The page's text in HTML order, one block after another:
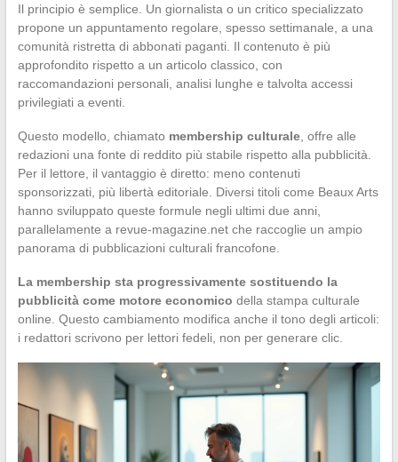
Il principio è semplice. Un giornalista o un critico specializzato
propone un appuntamento regolare, spesso settimanale, a una
comunità ristretta di abbonati paganti. Il contenuto è più
approfondito rispetto a un articolo classico, con
raccomandazioni personali, analisi lunghe e talvolta accessi
privilegiati a eventi.
Questo modello, chiamato membership culturale, offre alle
redazioni una fonte di reddito più stabile rispetto alla pubblicità.
Per il lettore, il vantaggio è diretto: meno contenuti
sponsorizzati, più libertà editoriale. Diversi titoli come Beaux Arts
hanno sviluppato queste formule negli ultimi due anni,
parallelamente a revue-magazine.net che raccoglie un ampio
panorama di pubblicazioni culturali francofone.
La membership sta progressivamente sostituendo la
pubblicità come motore economico della stampa culturale
online. Questo cambiamento modifica anche il tono degli articoli:
i redattori scrivono per lettori fedeli, non per generare clic.